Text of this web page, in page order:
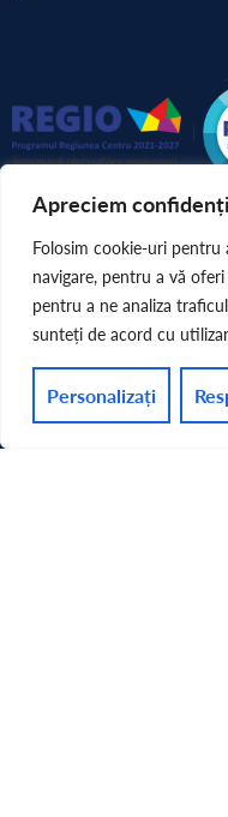
Apreciem
Folosim cookie-uri
navigare, pentru a vă
pentru a ne analiza
sunteți de acord cu
Personalizați
TELEFON
+40 265 215.551
FAX
+40 265 210.407
ADRESA